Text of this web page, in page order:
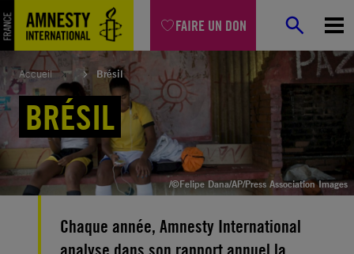
FAIRE UN DON
Aller
au
contenu
Accueil Brésil
BRÉSIL
/©Felipe Dana/AP/Press Association Images
Chaque année, Amnesty International
analyse dans son rapport annuel la